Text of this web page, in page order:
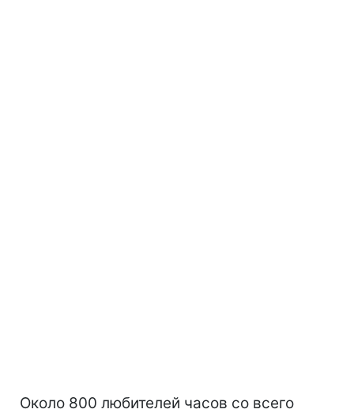
Около 800 любителей часов со всего